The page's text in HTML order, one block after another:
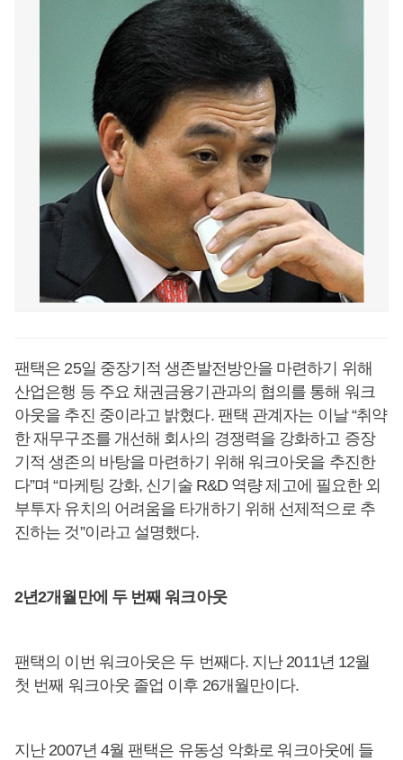
팬택은 25일 중장기적 생존발전방안을 마련하기 위해
산업은행 등 주요 채권금융기관과의 협의를 통해 워크
아웃을 추진 중이라고 밝혔다. 팬택 관계자는 이날 “취약
한 재무구조를 개선해 회사의 경쟁력을 강화하고 증장
기적 생존의 바탕을 마련하기 위해 워크아웃을 추진한
다”며 “마케팅 강화, 신기술 R&D 역량 제고에 필요한 외
부투자 유치의 어려움을 타개하기 위해 선제적으로 추
진하는 것”이라고 설명했다.
2년2개월만에 두 번째 워크아웃
팬택의 이번 워크아웃은 두 번째다. 지난 2011년 12월
첫 번째 워크아웃 졸업 이후 26개월만이다.
지난 2007년 4월 팬택은 유동성 악화로 워크아웃에 들